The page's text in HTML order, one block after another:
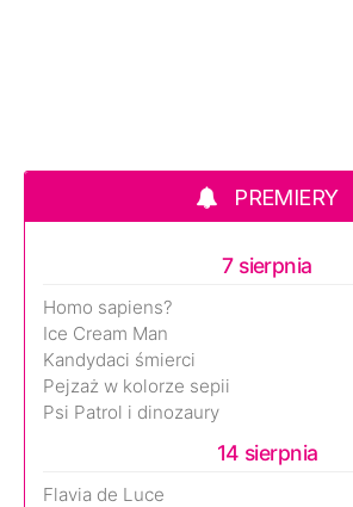
PREMIERY
7 sierpnia
Homo sapiens?
Ice Cream Man
Kandydaci śmierci
Pejzaż w kolorze sepii
Psi Patrol i dinozaury
14 sierpnia
Flavia de Luce